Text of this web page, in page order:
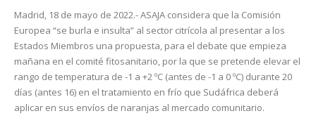
Madrid, 18 de mayo de 2022.- ASAJA considera que la Comisión
Europea “se burla e insulta” al sector citrícola al presentar a los
Estados Miembros una propuesta, para el debate que empieza
mañana en el comité fitosanitario, por la que se pretende elevar el
rango de temperatura de -1 a +2 ºC (antes de -1 a 0 ºC) durante 20
días (antes 16) en el tratamiento en frío que Sudáfrica deberá
aplicar en sus envíos de naranjas al mercado comunitario.